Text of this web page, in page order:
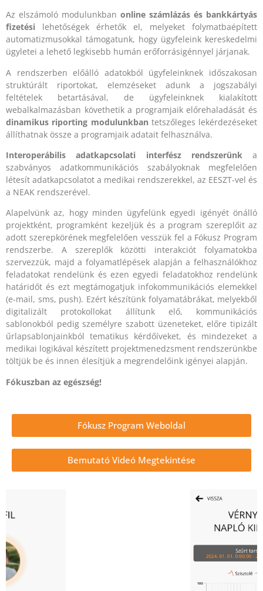
Az elszámoló modulunkban online számlázás és bankkártyás
fizetési lehetőségek érhetők el, melyeket folymatbaépített
automatizmusokkal támogatunk, hogy ügyfeleink kereskedelmi
ügyletei a lehető legkisebb humán erőforrásigénnyel járjanak.
A rendszerben előálló adatokból ügyfeleinknek időszakosan
struktúrált riportokat, elemzéseket adunk a jogszabályi
feltételek betartásával, de ügyfeleinknek kialakított
webalkalmazásban követhetik a programjaik előrehaladását és
dinamikus riporting modulunkban tetszőleges lekérdezéseket
állíthatnak össze a programjaik adatait felhasználva.
Interoperábilis adatkapcsolati interfész rendszerünka
szabványos adatkommunikációs szabályoknak megfelelően
létesít adatkapcsolatot a medikai rendszerekkel, az EESZT-vel és
a NEAK rendszerével.
Alapelvünk az, hogy minden ügyfelünk egyedi igényét önálló
projektként, programként kezeljük és a program szereplőit az
adott szerepkörének megfelelően vesszük fel a Fókusz Program
rendszerbe. A szereplők közötti interakciót folyamatokba
szervezzük, majd a folyamatlépések alapján a felhasználókhoz
feladatokat rendelünk és ezen egyedi feladatokhoz rendelünk
határidőt és ezt megtámogatjuk infokommunikációs elemekkel
(e-mail, sms, push). Ezért készítünk folyamatábrákat, melyekből
digitalizált protokollokat állítunk elő, kommunikációs
sablonokból pedig személyre szabott üzeneteket, előre tipizált
űrlapsablonjainkból tematikus kérdőíveket, és mindezeket a
medikai logikával készített projektmenedzsment rendszerünkbe
töltjük be és innen élesítjük a megrendelőink igényei alapján.
Fókuszban az egészség!
Fókusz Program Weboldal
Bemutató Videó Megtekintése